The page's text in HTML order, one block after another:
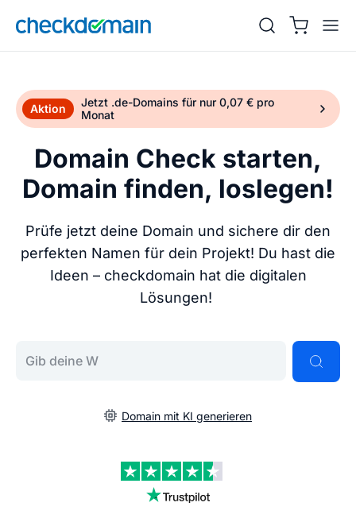
Aktion
Jetzt .de-Domains für nur 0,07 € pro
Monat
Domain Check starten,
Domain finden, loslegen!
Prüfe jetzt deine Domain und sichere dir den
perfekten Namen für dein Projekt! Du hast die
Ideen – checkdomain hat die digitalen
Lösungen!
Domain mit KI generieren